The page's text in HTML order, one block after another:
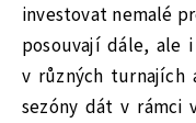
investovat nemalé
posouvají dále, ale
v různých turnajích
sezóny dát v rámci